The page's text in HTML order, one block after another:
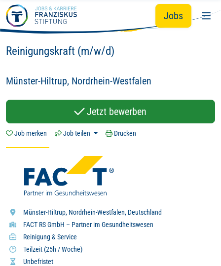
Zum Hauptinhalt springen Jobs
Du& Wir - mit Herz
Hier zählt dein Tun:
Reinigungskraft (m/w/d)
Münster-Hiltrup, Nordrhein-Westfalen
Jetzt bewerben
Job merken Job teilen Drucken
Münster-Hiltrup, Nordrhein-Westfalen, Deutschland
FACT RS GmbH – Partner im Gesundheitswesen
Reinigung & Service
Teilzeit (25h / Woche)
Unbefristet